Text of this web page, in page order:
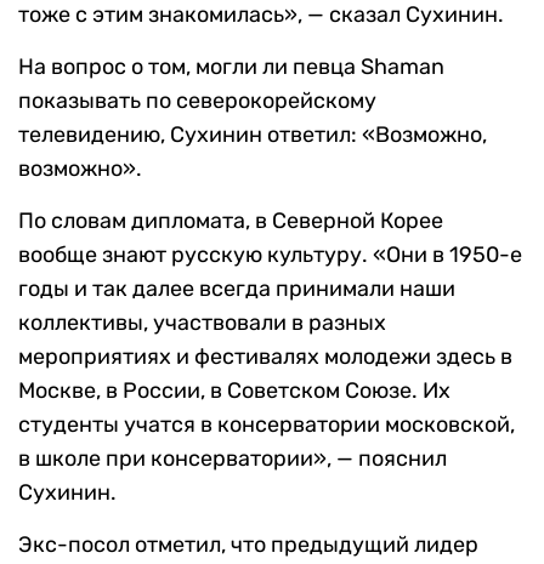
тоже с этим знакомилась», — сказал Сухинин.
На вопрос о том, могли ли певца Shaman
показывать по северокорейскому
телевидению, Сухинин ответил: «Возможно,
возможно».
По словам дипломата, в Северной Корее
вообще знают русскую культуру. «Они в 1950-е
годы и так далее всегда принимали наши
коллективы, участвовали в разных
мероприятиях и фестивалях молодежи здесь в
Москве, в России, в Советском Союзе. Их
студенты учатся в консерватории московской,
в школе при консерватории», — пояснил
Сухинин.
Экс-посол отметил, что предыдущий лидер